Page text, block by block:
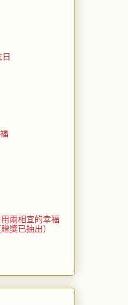
用兩相宜的幸福
獎已抽出）